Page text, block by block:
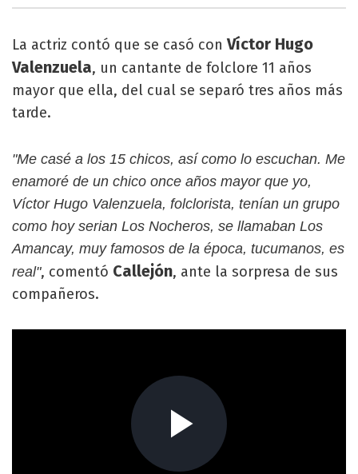
La actriz contó que se casó conVíctor Hugo
Valenzuela, un cantante de folclore 11 años
mayor que ella, del cual se separó tres años más
tarde.
"Me casé a los 15 chicos, así como lo escuchan. Me
enamoré de un chico once años mayor que yo,
Víctor Hugo Valenzuela, folclorista, tenían un grupo
como hoy serian Los Nocheros, se llamaban Los
Amancay, muy famosos de la época, tucumanos, es
real", comentó Callejón, ante la sorpresa de sus
compañeros.